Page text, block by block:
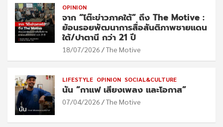
OPINION
จาก “โต๊ะข่าวภาคใต้” ถึง The Motive :
ย้อนรอยพัฒนาการสื่อสันติภาพชายแดน
ใต้/ปาตานี กว่า 21 ปี
18/07/2026 The Motive
LIFESTYLE OPINION SOCIAL&CULTURE
นัน “กาแฟ เสียงเพลง และโอกาส”
07/04/2026 The Motive